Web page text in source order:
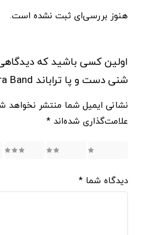
هنوز بررسی‌ای ثبت نشده است.
اولین کسی باشید که
شنی دست و پا تراباند Thera Band”
نشانی ایمیل شما منتشر نخواهد
علامت‌گذاری شده‌اند *
دیدگاه شما *